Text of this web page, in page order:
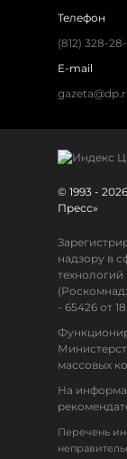
Телефон
(812) 328-
E-mail
© 1993 -
Пресс»
надзору в
- 65426 от
массовых
На
Перечень